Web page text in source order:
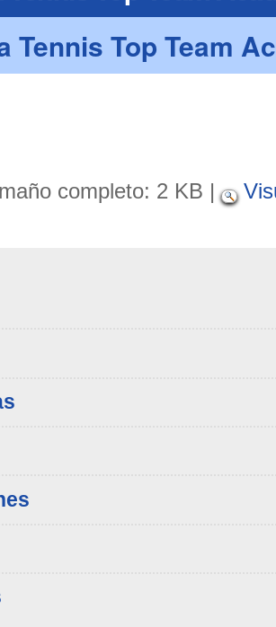
Tennis Top Team
completo: 2 KB |